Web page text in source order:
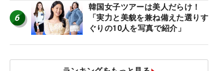
6
韓国女子ツアーは美人だらけ！
「実力と美貌を兼ね備えた選りす
ぐりの10人を写真で紹介」